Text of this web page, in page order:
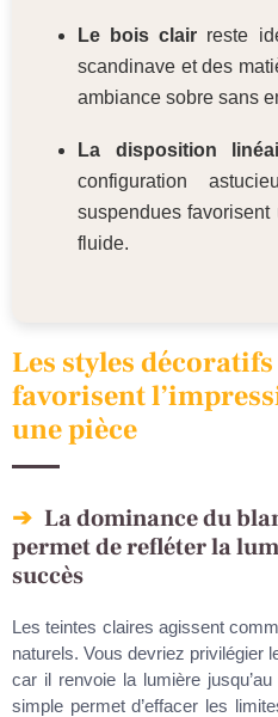
Le bois clair reste
scandinave et des
ambiance sobre sans
La disposition
configuration
suspendues
fluide.
Les styles
favorisent
une pièce
La dominance du
permet de refléter la
succès
Les teintes claires agissent
naturels. Vous devriez privilégier
car il renvoie la lumière
simple permet d’effacer les